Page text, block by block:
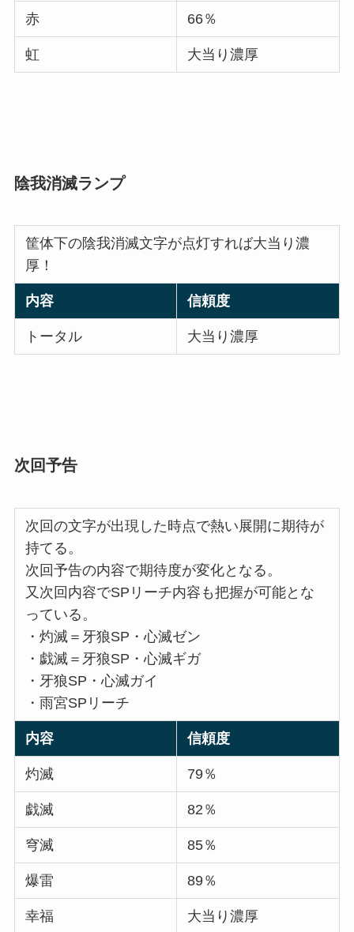
赤 66％
虹 大当り濃厚
陰我消滅ランプ
筐体下の陰我消滅文字が点灯すれば大当り濃
厚！
内容 信頼度
トータル 大当り濃厚
次回予告
次回の文字が出現した時点で熱い展開に期待が
持てる。
次回予告の内容で期待度が変化となる。
又次回内容でSPリーチ内容も把握が可能とな
っている。
・灼滅＝牙狼SP・心滅ゼン
・戯滅＝牙狼SP・心滅ギガ
・牙狼SP・心滅ガイ
・雨宮SPリーチ
内容 信頼度
灼滅 79％
戯滅 82％
穹滅 85％
爆雷 89％
幸福 大当り濃厚